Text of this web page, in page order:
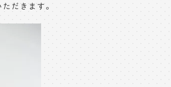
だきます。